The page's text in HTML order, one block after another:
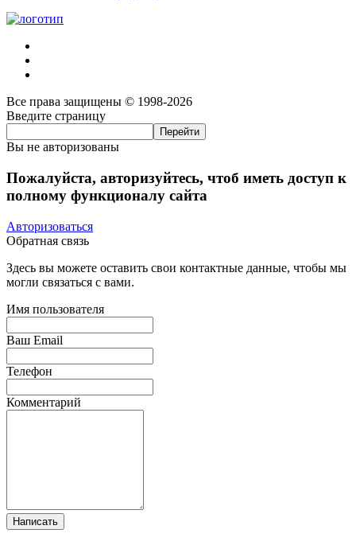
Все права защищены © 1998-2026
Введите страницу
Вы не авторизованы
Пожалуйста, авторизуйтесь, чтоб иметь доступ к
полному функционалу сайта
Авторизоваться
Обратная связь
Здесь вы можете оставить свои контактные данные, чтобы мы
могли связаться с вами.
Имя пользователя
Ваш Email
Телефон
Комментарий
Написать